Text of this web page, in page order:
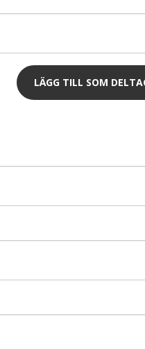
LÄGG TILL SOM